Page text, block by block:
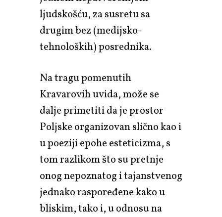
ljudskošću, za susretu sa
drugim bez (medijsko-
tehnoloških) posrednika.
Na tragu pomenutih
Kravarovih uvida, može se
dalje primetiti da je prostor
Poljske organizovan slično kao i
u poeziji epohe esteticizma, s
tom razlikom što su pretnje
onog nepoznatog i tajanstvenog
jednako raspoređene kako u
bliskim, tako i, u odnosu na